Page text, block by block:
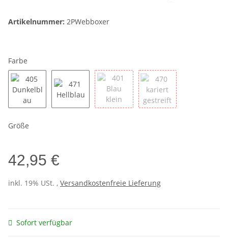
Artikelnummer: 2PWebboxer
Farbe
Größe
42,95 €
inkl. 19% USt. , Versandkostenfreie Lieferung
Sofort verfügbar